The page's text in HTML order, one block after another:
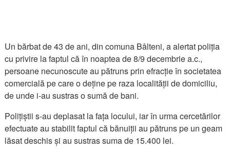
Un bărbat de 43 de ani, din comuna Bâlteni, a alertat poliția
cu privire la faptul că în noaptea de 8/9 decembrie a.c.,
persoane necunoscute au pătruns prin efracție în societatea
comercială pe care o deține pe raza localității de domiciliu,
de unde i-au sustras o sumă de bani.
Polițiștii s-au deplasat la fața locului, iar în urma cercetărilor
efectuate au stabilit faptul că bănuiții au pătruns pe un geam
lăsat deschis și au sustras suma de 15.400 lei.